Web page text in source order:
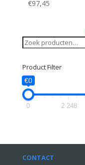
€97,45
Zoeken
naar:
Product Filter
€0
0 2 248
CONTACT